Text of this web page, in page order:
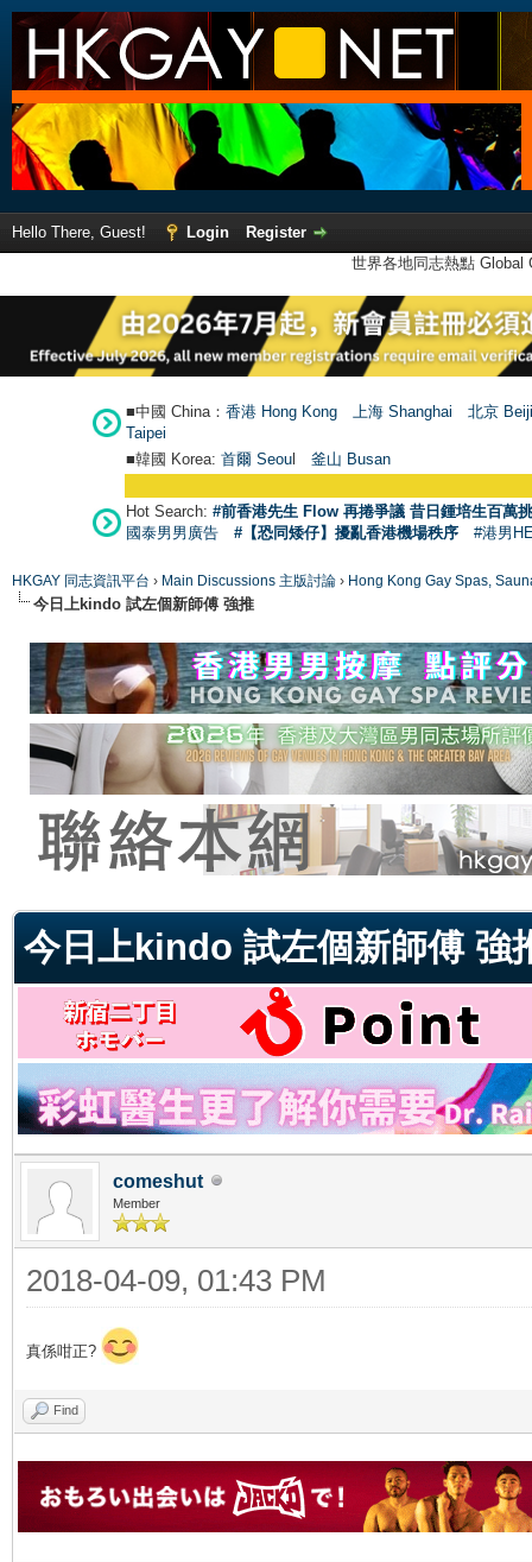
Hello There, Guest! Login
Register
世界各地同志熱點
■中國 China： 香港 Hong Kong 上海 Shanghai
北京
Taipei
■韓國 Korea: 首爾 Seoul 釜山 Busan
Hot Search: #前香港先生 Flow 再捲爭議 昔日鍾培生百萬
國泰男男廣告
#【恐同矮仔】擾亂香港機場秩序 #港男
HKGAY 同志資訊平台 › Main Discussions 主版討論 › Hong Kong Gay Spas,
今日上kindo 試左個新師傅 強推
今日上kindo 試左個新師傅 強
comeshut
Member
2018-04-09, 01:43 PM
真係咁正?
Find